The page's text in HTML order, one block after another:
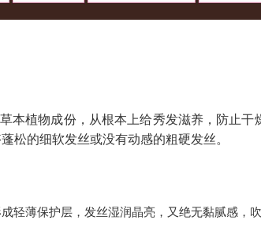
植物成份，从根本上给秀发滋养，防止干
松的细软发丝或没有动感的粗硬发丝。
轻薄保护层，发丝湿润晶亮，又绝无黏腻感，